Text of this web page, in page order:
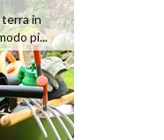
in
pi...